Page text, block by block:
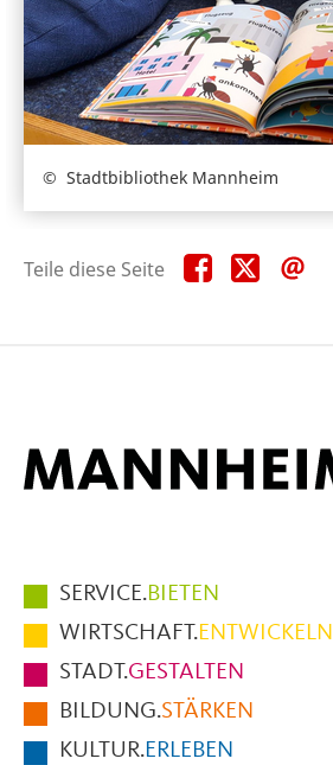
Stadtbibliothek Mannheim
Teile diese Seite Teile
diese
Teile
diese
Hauptmenüpunkte
im
Fußbereich
der
Seite
SERVICE.BIETEN
WIRTSCHAFT.ENTWICKELN
STADT.GESTALTEN
BILDUNG.STÄRKEN
KULTUR.ERLEBEN